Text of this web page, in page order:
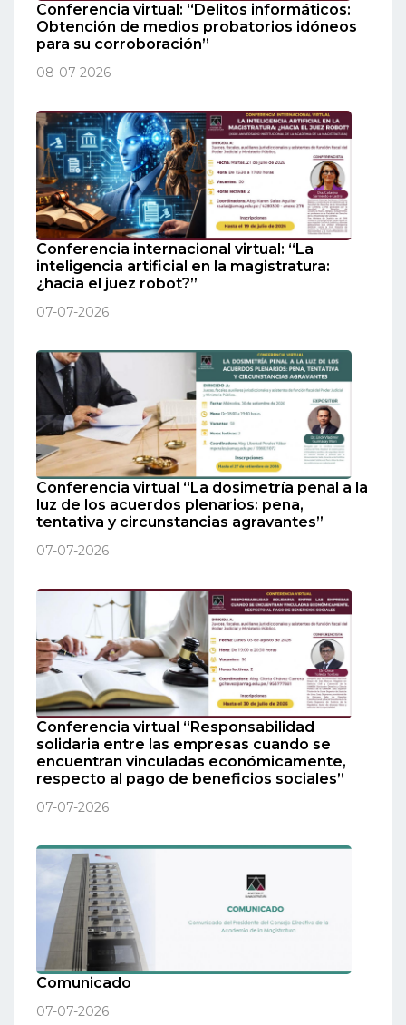
Conferencia virtual: “Delitos informáticos:
Obtención de medios probatorios idóneos
para su corroboración”
08-07-2026
Conferencia internacional virtual: “La
inteligencia artificial en la magistratura:
¿hacia el juez robot?”
07-07-2026
Conferencia virtual “La dosimetría penal a la
luz de los acuerdos plenarios: pena,
tentativa y circunstancias agravantes”
07-07-2026
Conferencia virtual “Responsabilidad
solidaria entre las empresas cuando se
encuentran vinculadas económicamente,
respecto al pago de beneficios sociales”
07-07-2026
Comunicado
07-07-2026